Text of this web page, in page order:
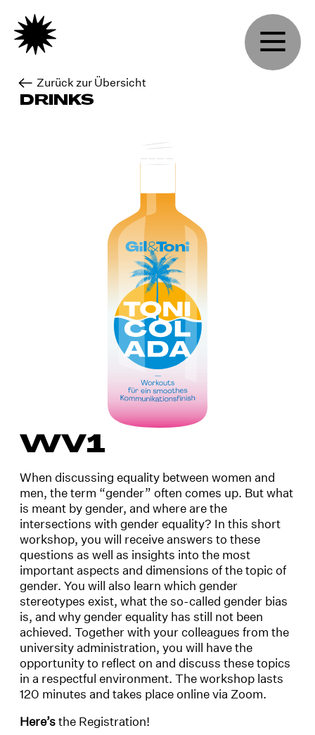
Zurück zur Übersicht
DRINKS
WV1
When discussing equality between women and
men, the term “gender” often comes up. But what
is meant by gender, and where are the
intersections with gender equality? In this short
workshop, you will receive answers to these
questions as well as insights into the most
important aspects and dimensions of the topic of
gender. You will also learn which gender
stereotypes exist, what the so-called gender bias
is, and why gender equality has still not been
achieved. Together with your colleagues from the
university administration, you will have the
opportunity to reflect on and discuss these topics
in a respectful environment. The workshop lasts
120 minutes and takes place online via Zoom.
Here’sthe Registration!